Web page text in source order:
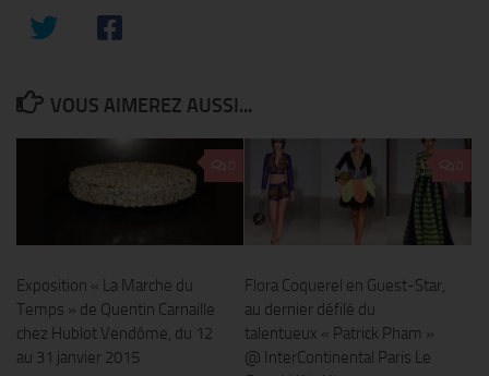
VOUS AIMEREZ AUSSI...
Exposition « La Marche du
Temps » de Quentin Carnaille
chez Hublot Vendôme, du 12
au 31 janvier 2015
Flora Coquerel en Guest-Star,
au dernier défilé du
talentueux « Patrick Pham »
@ InterContinental Paris Le